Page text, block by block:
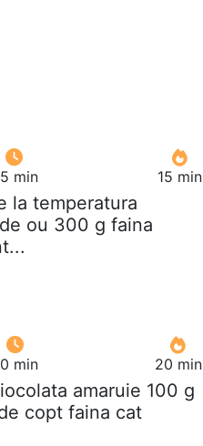
min 15 min
la temperatura
ou 300 g faina
min 20 min
amaruie 100 g
copt faina cat